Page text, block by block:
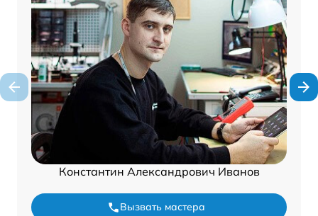
Константин Александрович Иванов
Вызвать мастера